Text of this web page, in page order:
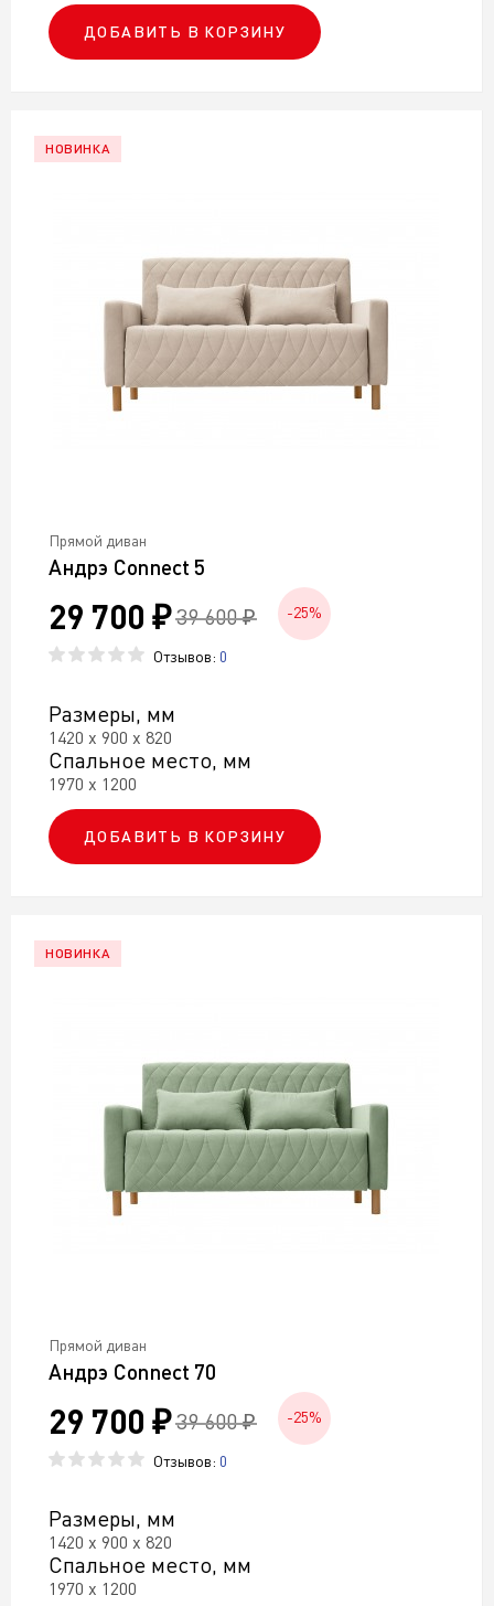
ДОБАВИТЬ В КОРЗИНУ
Прямой диван
Андрэ Connect 5
29 700 ₽ 39 600 ₽ -25%
Отзывов: 0
Размеры, мм
1420 х 900 х 820
Спальное место, мм
1970 х 1200
ДОБАВИТЬ В КОРЗИНУ
НОВИНКА
Прямой диван
Андрэ Connect 70
29 700 ₽ 39 600 ₽ -25%
Отзывов: 0
Размеры, мм
1420 х 900 х 820
Спальное место, мм
1970 х 1200
НОВИНКА